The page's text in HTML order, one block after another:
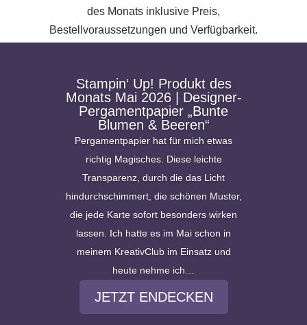
des Monats inklusive Preis,
Bestellvoraussetzungen und Verfügbarkeit.
Stampin‘ Up! Produkt des
Monats Mai 2026 | Designer-
Pergamentpapier „Bunte
Blumen & Beeren“
Pergamentpapier hat für mich etwas
richtig Magisches. Diese leichte
Transparenz, durch die das Licht
hindurchschimmert, die schönen Muster,
die jede Karte sofort besonders wirken
lassen. Ich hatte es im Mai schon in
meinem KreativClub im Einsatz und
heute nehme ich…
JETZT ENDECKEN